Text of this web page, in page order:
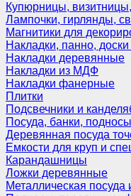
Купюрницы,
Лампочки, гирлянды,
Магнитики для
Накладки, панно,
Накладки деревянные
Накладки из МДФ
Накладки фанерные
Плитки
Подсвечники и
Посуда, банки, подносы
Деревянная посуда
Емкости для круп и
Карандашницы
Ложки деревянные
Металлическая посуда